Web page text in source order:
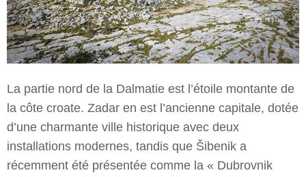
La partie nord de la Dalmatie est l’étoile montante de
la côte croate. Zadar en est l’ancienne capitale, dotée
d’une charmante ville historique avec deux
installations modernes, tandis que Šibenik a
récemment été présentée comme la « Dubrovnik